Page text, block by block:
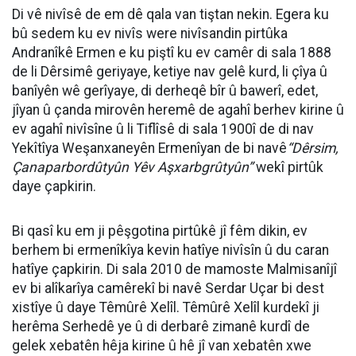
Di vê nivîsê de em dê qala van tiştan nekin. Egera ku
bû sedem ku ev nivîs were nivîsandin pirtûka
Andranîkê Ermen e ku piştî ku ev camêr di sala 1888
de li Dêrsimê geriyaye, ketiye nav gelê kurd, li çîya û
banîyên wê gerîyaye, di derheqê bîr û bawerî, edet,
jîyan û çanda mirovên heremê de agahî berhev kirine û
ev agahî nivîsîne û li Tiflîsê di sala 1900î de di nav
Yekîtîya Weşanxaneyên Ermenîyan de bi navê “Dêrsim,
Çanaparbordûtyûn Yêv Aşxarbgrûtyûn”wekî pirtûk
daye çapkirin.
Bi qasî ku em ji pêşgotina pirtûkê jî fêm dikin, ev
berhem bi ermenîkîya kevin hatîye nivîsîn û du caran
hatîye çapkirin. Di sala 2010 de mamoste Malmisanîjî
ev bi alîkarîya camêrekî bi navê Serdar Uçar bi dest
xistîye û daye Têmûrê Xelîl. Têmûrê Xelîl kurdekî ji
herêma Serhedê ye û di derbarê zimanê kurdî de
gelek xebatên hêja kirine û hê jî van xebatên xwe